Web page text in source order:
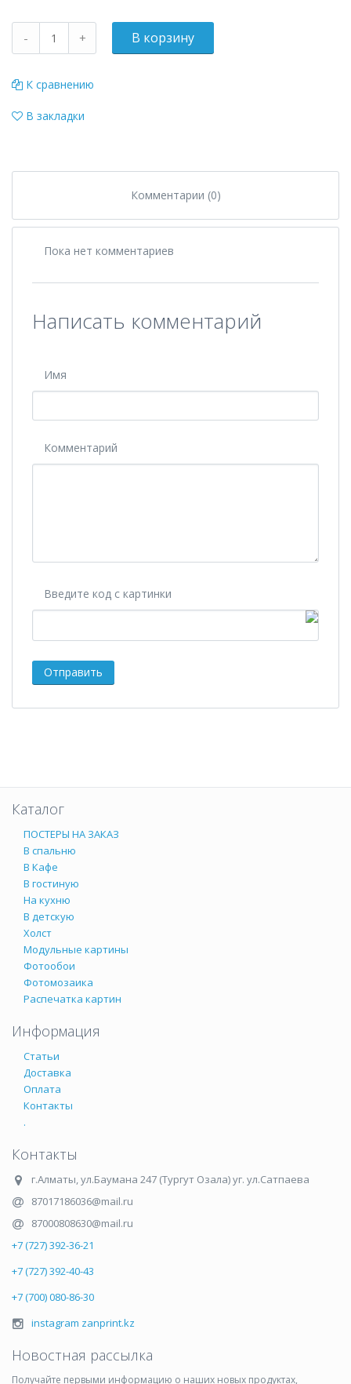
К сравнению
В закладки
Комментарии (0)
Пока нет комментариев
Написать комментарий
Имя
Комментарий
Введите код с картинки
Каталог
ПОСТЕРЫ НА ЗАКАЗ
В спальню
В Кафе
В гостиную
На кухню
В детскую
Холст
Модульные картины
Фотообои
Фотомозаика
Распечатка картин
Информация
Статьи
Доставка
Оплата
Контакты
.
Контакты
г.Алматы,ул.Баумана 247 (Тургут Озала) уг. ул.Сатпаева
87017186036@mail.ru
87000808630@mail.ru
+7 (727) 392-36-21
+7 (727) 392-40-43
+7 (700) 080-86-30
instagram zanprint.kz
Новостная рассылка
Получайте первыми информацию о наших новых продуктах,